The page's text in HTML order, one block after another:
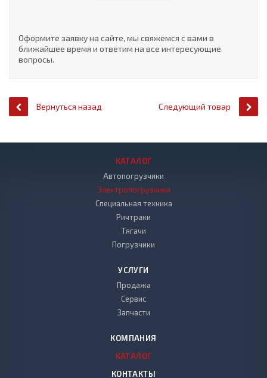
Оформите заявку на сайте, мы свяжемся с вами в
ближайшее время и ответим на все интересующие
вопросы.
Вернуться назад Следующий товар
КАТАЛОГ
Автопогрузчики
Электропогрузчики
Специальная техника
Ричтраки
Тягачи
Погрузчики
УСЛУГИ
Продажа
Сервис
Запчасти
КОМПАНИЯ
КАТАЛОГ
КОНТАКТЫ